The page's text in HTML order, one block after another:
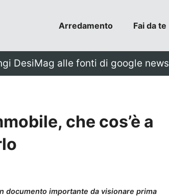
Arredamento Fai da te
DesiMag alle fonti di google news
che cos’è a
documento importante da visionare prima